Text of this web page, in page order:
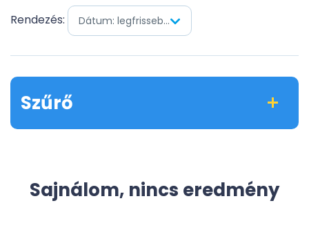
Rendezés: Dátum: legfrissebb először
Szűrő
Sajnálom, nincs eredmény